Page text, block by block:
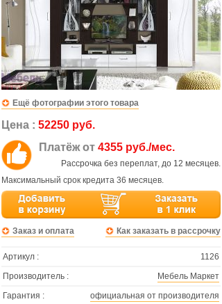
Ещё фотографии этого товара
Цена : 52250 руб.
Платёж от 4355 руб./мес.
Рассрочка без переплат, до 12 месяцев.
Максимальный срок кредита 36 месяцев.
Заказ и оплата Как заказать в рассрочку
Артикул :
1126
Производитель :
Мебель Маркет
Гарантия :
официальная от производителя